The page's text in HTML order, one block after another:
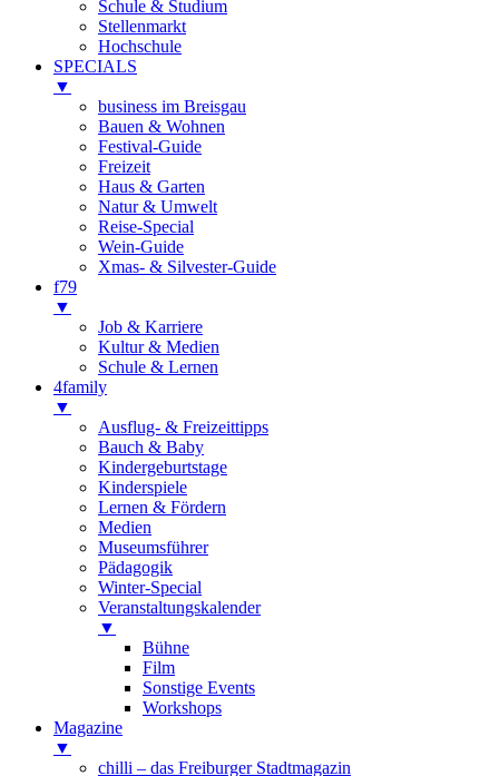
Schule & Studium
Stellenmarkt
Hochschule
SPECIALS
▼
business im Breisgau
Bauen & Wohnen
Festival-Guide
Freizeit
Haus & Garten
Natur & Umwelt
Reise-Special
Wein-Guide
Xmas- & Silvester-Guide
f79
▼
Job & Karriere
Kultur & Medien
Schule & Lernen
4family
▼
Ausflug- & Freizeittipps
Bauch & Baby
Kindergeburtstage
Kinderspiele
Lernen & Fördern
Medien
Museumsführer
Pädagogik
Winter-Special
Veranstaltungskalender
▼
Bühne
Film
Sonstige Events
Workshops
Magazine
▼
chilli – das Freiburger Stadtmagazin